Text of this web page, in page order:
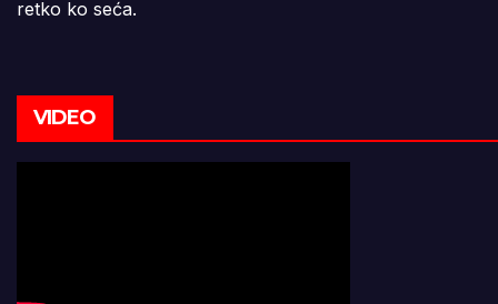
retko ko seća.
VIDEO